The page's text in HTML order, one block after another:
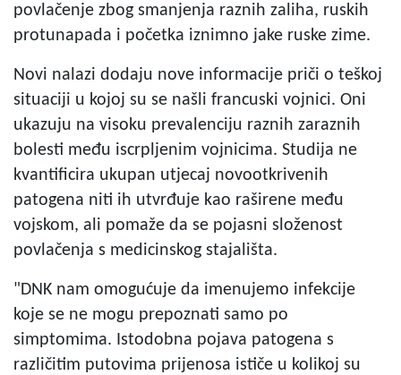
povlačenje zbog smanjenja raznih zaliha, ruskih
protunapada i početka iznimno jake ruske zime.
Novi nalazi dodaju nove informacije priči o teškoj
situaciji u kojoj su se našli francuski vojnici. Oni
ukazuju na visoku prevalenciju raznih zaraznih
bolesti među iscrpljenim vojnicima. Studija ne
kvantificira ukupan utjecaj novootkrivenih
patogena niti ih utvrđuje kao raširene među
vojskom, ali pomaže da se pojasni složenost
povlačenja s medicinskog stajališta.
"DNK nam omogućuje da imenujemo infekcije
koje se ne mogu prepoznati samo po
simptomima. Istodobna pojava patogena s
različitim putovima prijenosa ističe u kolikoj su